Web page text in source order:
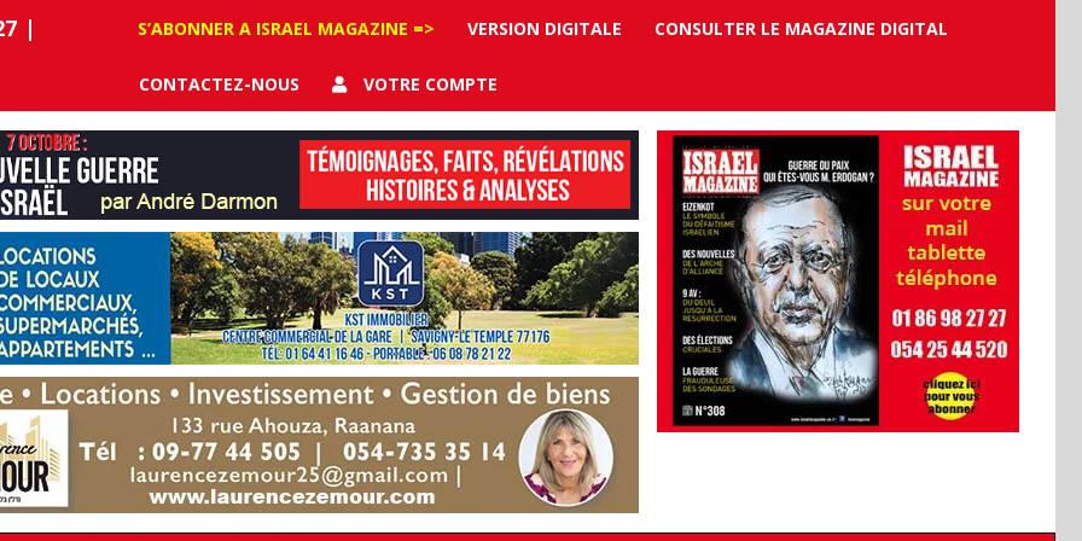
|
S’ABONNER A ISRAEL MAGAZINE => VERSION DIGITALE CONSULTER LE MAGAZINE DIGITAL
CONTACTEZ-NOUS VOTRE COMPTE